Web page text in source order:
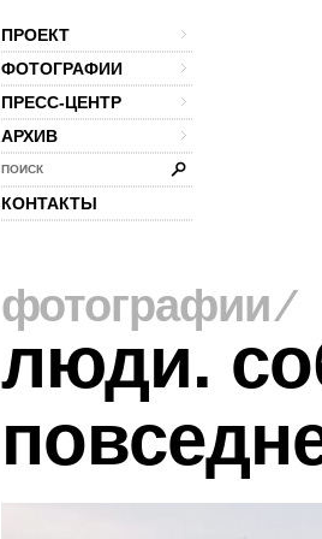
ПРОЕКТ
ФОТОГРАФИИ
ПРЕСС-ЦЕНТР
АРХИВ
ПОИСК
КОНТАКТЫ
фотографии⁄
люди.